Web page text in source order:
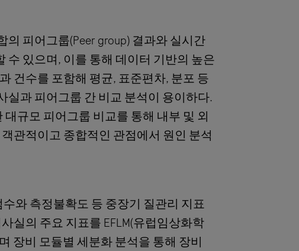
피어그룹(Peer group) 결과와 실시간
있으며, 이를 통해 데이터 기반의 높은
건수를 포함해 평균, 표준편차, 분포 등
실과 피어그룹 간 비교 분석이 용이하다.
규모 피어그룹 비교를 통해 내부 및 외
관적이고 종합적인 관점에서 원인 분석
와 측정불확도 등 중장기 질관리 지표
실의 주요 지표를 EFLM(유럽임상화학
장비 모듈별 세분화 분석을 통해 장비